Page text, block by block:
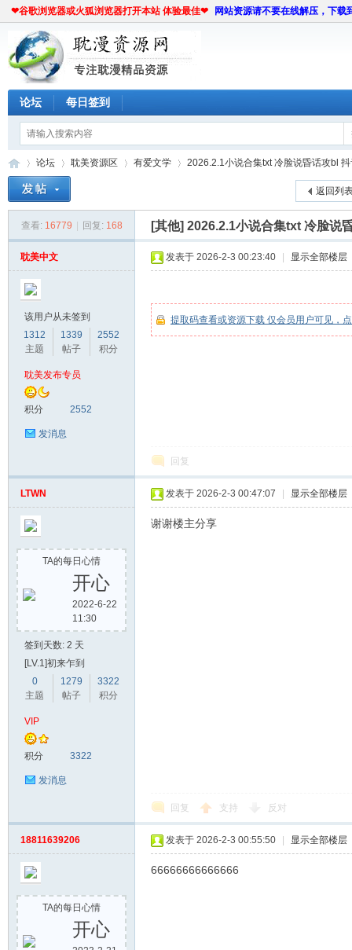
❤谷歌浏览器或火狐浏览器打开本站 体验最佳❤ 网站资源请不要在线解压，下载
论坛 每日签到
»
论坛
›
耽美资源区
›
有爱文学
›
2026.2.1小说合集txt 冷脸说昏话攻bl
返回列
查看: 16779 回复: 168 [其他] 2026.2.1小说合集txt 冷脸说
耽美中文
该用户从未签到
1312
主题
1339
帖子
2552
积分
耽美发布专员
积分 2552
发消息
发表于 2026-2-3 00:23:40 显示全部楼层
提取码查看或资源下载 仅会员用户可见，
回复
LTWN
TA的每日心情
开心
2022-6-22
11:30
签到天数: 2 天
[LV.1]初来乍到
0
主题
1279
帖子
3322
积分
VIP
积分 3322
发消息
发表于 2026-2-3 00:47:07 显示全部楼层
谢谢楼主分享
回复 支持 反对
18811639206
TA的每日心情
开心
发表于 2026-2-3 00:55:50 显示全部楼层
66666666666666